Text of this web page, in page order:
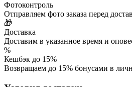
Фотоконтроль
Отправляем фото заказа перед
🎁
Доставка
Доставим в указанное время и
%
Кешбэк до 15%
Возвращаем до 15% бонусами в